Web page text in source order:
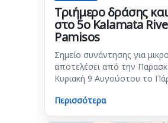
Τριήμερο δράσης
στο 5ο Kalamata
Pamisos
Σημείο συνάντησης για
αποτελέσει από την
Κυριακή 9 Αυγούστου το
Περισσότερα